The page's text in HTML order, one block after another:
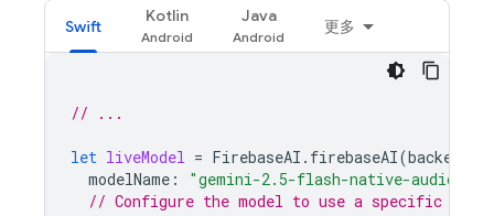
Swift
Kotlin Java
更多
// ...
let liveModel = FirebaseAI . firebaseAI(backend
modelName :
"gemini-2.5-flash-native-audio-
// Configure the model to use a specific